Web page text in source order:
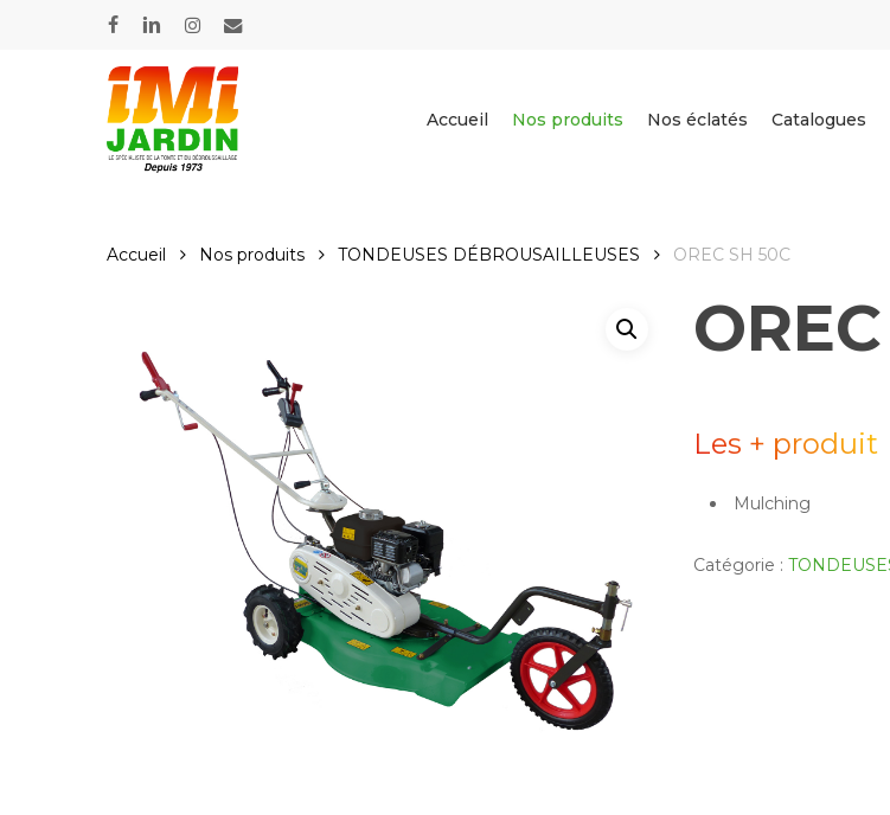
facebooklinkedininstagram
email
Accueil Nos produits Nos éclatés Catalogues
Accueil Nos produits TONDEUSES DÉBROUSAILLEUSES OREC SH 50C
Les + produit
Mulching
Catégorie :